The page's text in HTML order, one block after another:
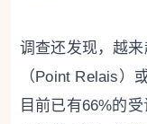
调查还发现，越
（Point Relais）
目前已有66%的